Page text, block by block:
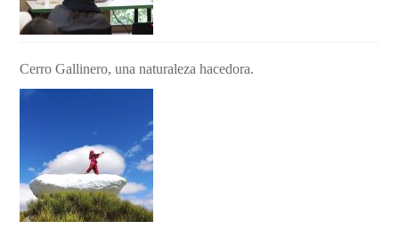
Cerro Gallinero, una naturaleza hacedora.